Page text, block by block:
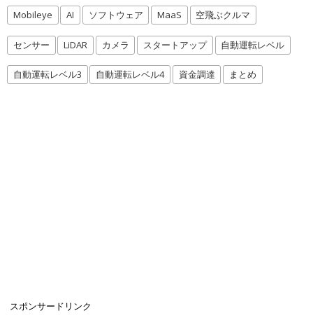
Mobileye AI ソフトウェア MaaS 空飛ぶクルマ
センサー LiDAR カメラ スタートアップ 自動運転レベル
自動運転レベル3 自動運転レベル4 資金調達 まとめ
スポンサードリンク